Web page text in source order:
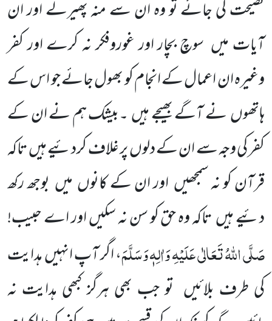
نصیحت کی جائے تو وہ ان سے منہ پھیرلے اور ان
آیات میں سوچ بچار اور غوروفکر نہ کرے اور کفر
وغیرہ ان اعمال کے انجام کو بھول جائے جو اس کے
ہاتھوںنے آگے بھیجے ہیں۔بیشک ہم نے ان کے
کفر کی وجہ سے ان کے دلوںپر غلاف کردئیے ہیںتاکہ
قرآن کو نہ سمجھیںاور ان کے کانوںمیں بوجھ رکھ
دئیے ہیںتاکہ وہ حقکو سن نہ سکیں اور اے حبیب!
صَلَّی اللّٰہُ تَعَالٰی عَلَیْہِ وَاٰلِہٖ وَسَلَّمَ، اگر آپ انہیںہدایت
کی طرف بلائیں تو جب بھی ہرگز کبھی ہدایت نہ